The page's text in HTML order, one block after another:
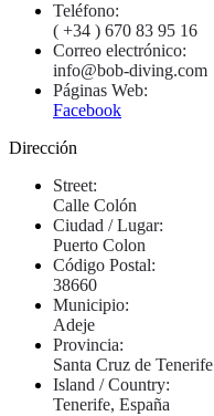
Teléfono:
( +34 ) 670 83 95 16
Correo electrónico:
info@bob-diving.com
Páginas Web:
Facebook
Dirección
Street:
Calle Colón
Ciudad / Lugar:
Puerto Colon
Código Postal:
38660
Municipio:
Adeje
Provincia:
Santa Cruz de Tenerife
Island / Country:
Tenerife, España